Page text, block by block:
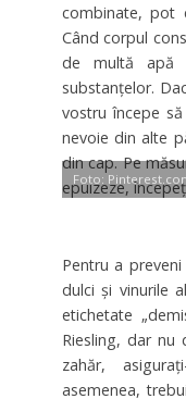
combinate, pot
Când corpul
de multă apă
substanţelor.
vostru începe
nevoie din alte
din cap. Pe
epuizeze,
Foto:
Pentru a
dulci şi vinurile
etichetate
Riesling, dar nu
zahăr,
asemenea,